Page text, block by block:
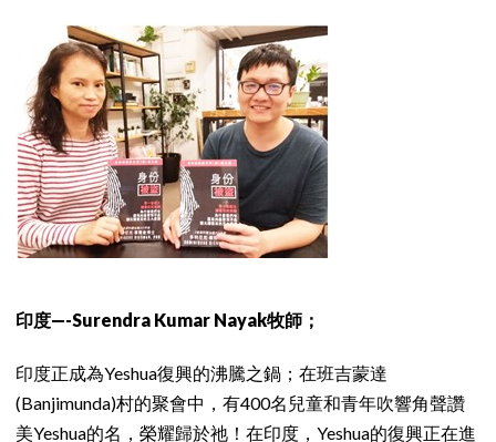
印度—-Surendra Kumar Nayak牧師；
印度正成為Yeshua復興的沸騰之鍋；在班吉蒙達
(Banjimunda)村的聚會中，有400名兒童和青年吹響角聲讚
美Yeshua的名，榮耀歸於祂！在印度，Yeshua的復興正在進